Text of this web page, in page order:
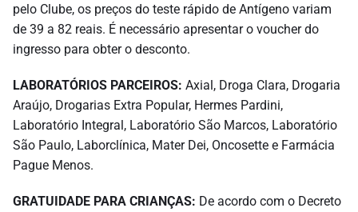
pelo Clube, os preços do teste rápido de Antígeno variam
de 39 a 82 reais. É necessário apresentar o voucher do
ingresso para obter o desconto.
LABORATÓRIOS PARCEIROS: Axial, Droga Clara, Drogaria
Araújo, Drogarias Extra Popular, Hermes Pardini,
Laboratório Integral, Laboratório São Marcos, Laboratório
São Paulo, Laborclínica, Mater Dei, Oncosette e Farmácia
Pague Menos.
GRATUIDADE PARA CRIANÇAS: De acordo com o Decreto